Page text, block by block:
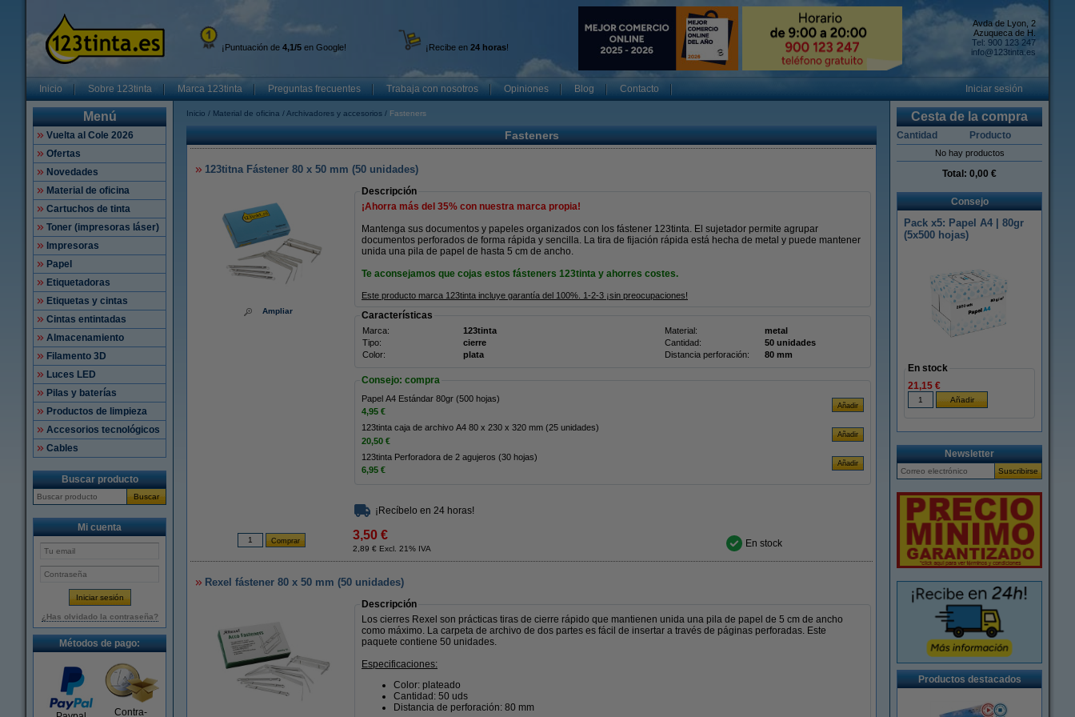
¡Puntuación de 4,1/5 en Google! ¡Recibe en 24 horas!
Avda de Lyon, 2
Azuqueca de H.
Tel: 900 123 247
info@123tinta.es
Inicio Sobre 123tinta Marca 123tinta Preguntas frecuentes Trabaja con nosotros Opiniones Blog Contacto Iniciar sesión
Menú
Vuelta al Cole 2026
Ofertas
Novedades
Material de oficina
Cartuchos de tinta
Toner (impresoras láser)
Impresoras
Papel
Etiquetadoras
Etiquetas y cintas
Cintas entintadas
Almacenamiento
Filamento 3D
Luces LED
Pilas y baterías
Productos de limpieza
Accesorios tecnológicos
Cables
Buscar producto
Buscar
Mi cuenta
¿Has olvidado la contraseña?
Métodos de pago:
Contra-
Inicio Material de oficina Archivadores y accesorios Fasteners
Fasteners
123titna Fástener 80 x 50 mm (50 unidades)
Ampliar
Descripción
¡Ahorra más del 35% con nuestra marca propia!
Mantenga sus documentos y papeles organizados con los fástener 123tinta. El sujetador permite agrupar
documentos perforados de forma rápida y sencilla. La tira de fijación rápida está hecha de metal y puede mantener
unida una pila de papel de hasta 5 cm de ancho.
Te aconsejamos que cojas estos fásteners 123tinta y ahorres costes.
Este producto marca 123tinta incluye garantía del 100%. 1-2-3 ¡sin preocupaciones!
Características
Marca: 123tinta Material:
metal
Tipo:
cierre Cantidad:
50 unidades
Color:
plata Distancia perforación: 80 mm
Consejo: compra
Papel A4 Estándar 80gr (500 hojas)
4,95 €
123tinta caja de archivo A4 80 x 230 x 320 mm (25 unidades)
20,50 €
123tinta Perforadora de 2 agujeros (30 hojas)
6,95 €
¡Recíbelo en 24 horas!
3,50 €
2,89 € Excl. 21% IVA En stock
Rexel fástener 80 x 50 mm (50 unidades)
Descripción
Los cierres Rexel son prácticas tiras de cierre rápido que mantienen unida una pila de papel de 5 cm de ancho
como máximo. La carpeta de archivo de dos partes es fácil de insertar a través de páginas perforadas. Este
paquete contiene 50 unidades.
Especificaciones:
Color: plateado
Cantidad: 50 uds
Distancia de perforación: 80 mm
Cesta de la compra
Cantidad Producto
No hay productos
Total: 0,00 €
Consejo
Pack x5: Papel A4 | 80gr
(5x500 hojas)
En stock
21,15 €
Newsletter
Productos destacados